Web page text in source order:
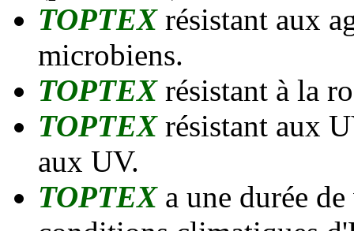
TOPTEX résistant aux
microbiens.
TOPTEX résistant à la
TOPTEX résistant aux
aux UV.
TOPTEX a une durée